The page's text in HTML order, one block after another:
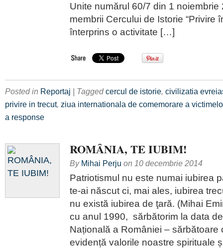
Unite numărul 60/7 din 1 noiembrie
membrii Cercului de Istorie “Privire
înterprins o activitate […]
Posted in Reportaj | Taggedcercul de istorie, civilizatia
privire in trecut, ziua internationala de comemorare a
a response
ROMÂNIA, TE IUBIM!
By Mihai Perju on 10 decembrie 2014
Patriotismul nu este numai iubirea
te-ai născut ci, mai ales, iubirea
nu există iubirea de ţară. (Mihai
cu anul 1990, sărbătorim la data
Națională a României – sărbătoare
evidență valorile noastre spirituale